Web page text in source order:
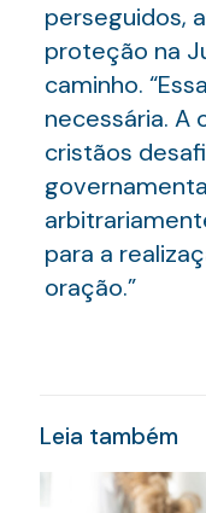
perseguidos,
proteção na
caminho.
necessária. A
cristãos
para a
oração.”
Leia também